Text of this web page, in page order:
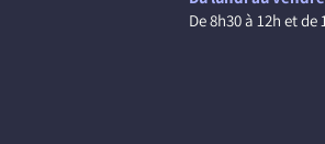
De 8h30 à 12h et de